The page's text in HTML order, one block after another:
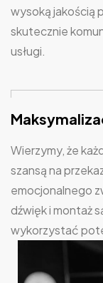
wysoką jakością
skutecznie
usługi.
Wierzymy, że
szansą na
emocjonalnego
dźwięk i montaż
wykorzystać